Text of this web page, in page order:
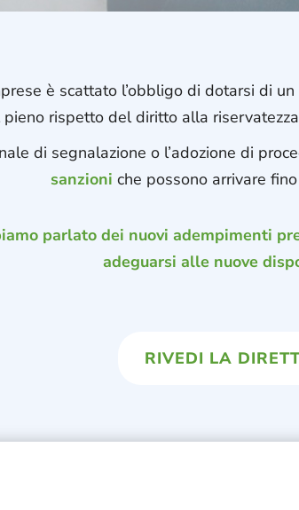
è scattato l’obbligo di dotarsi di
pieno rispetto del diritto alla
di segnalazione o l’adozione di
sanzioni che possono arrivare
parlato dei nuovi adempimenti
adeguarsi alle nuove
RIVEDI LA